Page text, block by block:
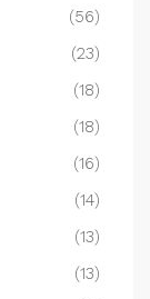
(56)
(23)
(18)
(18)
(16)
(14)
(13)
(13)